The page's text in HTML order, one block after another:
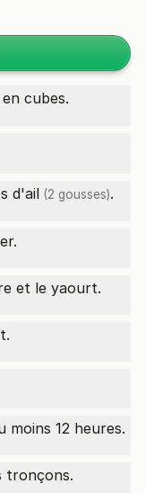
en cubes.
d'ail (2 gousses).
et le yaourt.
12 heures.
tronçons.